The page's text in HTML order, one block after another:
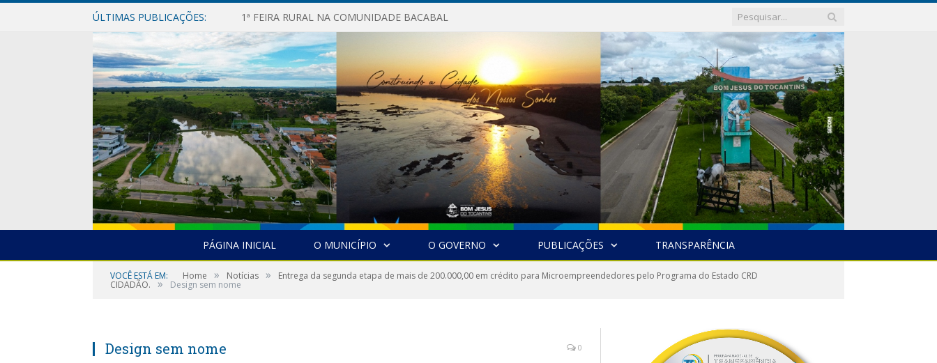
ÚLTIMAS PUBLICAÇÕES: 1ª FEIRA RURAL NA COMUNIDADE BACABAL
PÁGINA INICIAL O MUNICÍPIO O GOVERNO PUBLICAÇÕES TRANSPARÊNCIA
VOCÊ ESTÁ EM: Home » Notícias » Entrega da segunda etapa de mais de 200.000,00 em crédito para Microempreendedores pelo Programa do Estado CRD
CIDADÃO. » Design sem nome
Design sem nome 0